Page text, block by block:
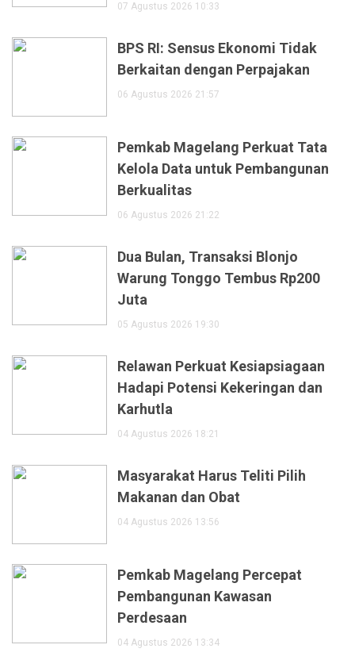
07 Agustus 2026 10:33
BPS RI: Sensus Ekonomi Tidak
Berkaitan dengan Perpajakan
06 Agustus 2026 21:57
Pemkab Magelang Perkuat Tata
Kelola Data untuk Pembangunan
Berkualitas
06 Agustus 2026 21:22
Dua Bulan, Transaksi Blonjo
Warung Tonggo Tembus Rp200
Juta
05 Agustus 2026 19:30
Relawan Perkuat Kesiapsiagaan
Hadapi Potensi Kekeringan dan
Karhutla
04 Agustus 2026 18:21
Masyarakat Harus Teliti Pilih
Makanan dan Obat
04 Agustus 2026 13:56
Pemkab Magelang Percepat
Pembangunan Kawasan
Perdesaan
04 Agustus 2026 13:34